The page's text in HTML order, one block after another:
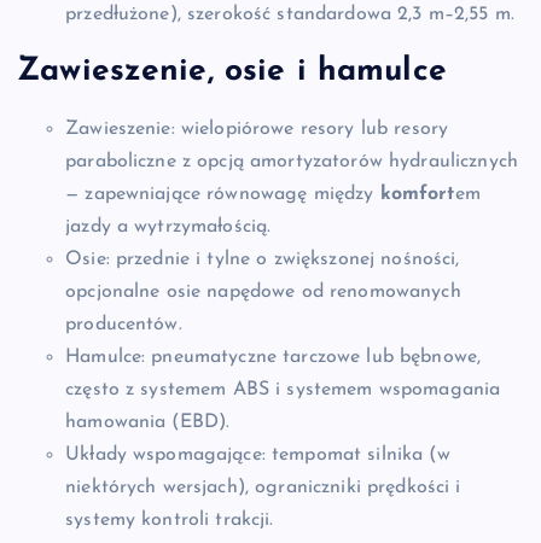
przedłużone), szerokość standardowa 2,3 m–2,55 m.
Zawieszenie, osie i hamulce
Zawieszenie: wielopiórowe resory lub resory
paraboliczne z opcją amortyzatorów hydraulicznych
— zapewniające równowagę między komfortem
jazdy a wytrzymałością.
Osie: przednie i tylne o zwiększonej nośności,
opcjonalne osie napędowe od renomowanych
producentów.
Hamulce: pneumatyczne tarczowe lub bębnowe,
często z systemem ABS i systemem wspomagania
hamowania (EBD).
Układy wspomagające: tempomat silnika (w
niektórych wersjach), ograniczniki prędkości i
systemy kontroli trakcji.